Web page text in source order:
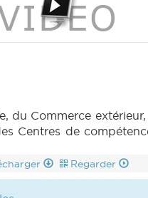
du Commerce
Centres de
Regarder